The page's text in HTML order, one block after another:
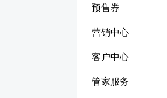
预售券
营销中心
客户中心
管家服务